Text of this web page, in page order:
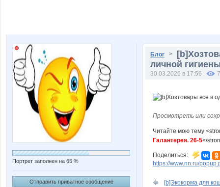
Портрет заполнен на 65 %
Отправить приватное сообщение
Блог >
личной
30.03.2026 в 17:56
Просмотреть или
Читайте мою тему
Галантерея. 26-5</
Поделиться:
https://www.nn.ru/
[b]Экокорма для